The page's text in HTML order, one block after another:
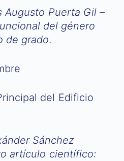
Augusto Puerta Gil–
del género
de grado.
del Edificio
Sánchez
artículo científico: